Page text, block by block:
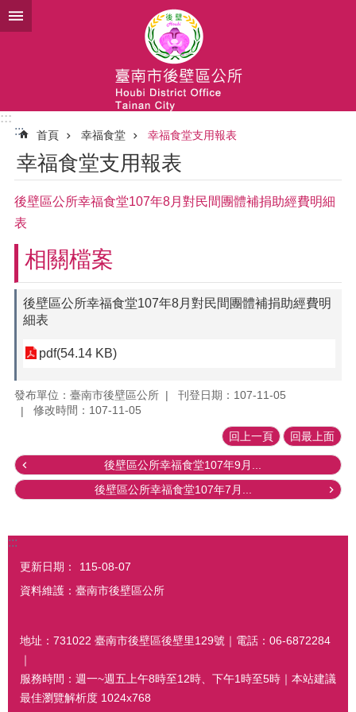
跳到主要內容區塊
:::
:::
首頁 幸福食堂 幸福食堂支用報表
幸福食堂支用報表
後壁區公所幸福食堂107年8月對民間團體補捐助經費明細
表
相關檔案
後壁區公所幸福食堂107年8月對民間團體補捐助經費明
細表
pdf(54.14 KB)
發布單位：臺南市後壁區公所
刊登日期：107-11-05
修改時間：107-11-05
回上一頁 回最上面
後壁區公所幸福食堂107年9月...
後壁區公所幸福食堂107年7月...
:::
更新日期：
115-08-07
資料維護：臺南市後壁區公所
地址：731022 臺南市後壁區後壁里129號｜電話：06-6872284
｜
服務時間：週一~週五上午8時至12時、下午1時至5時｜本站建議
最佳瀏覽解析度 1024x768